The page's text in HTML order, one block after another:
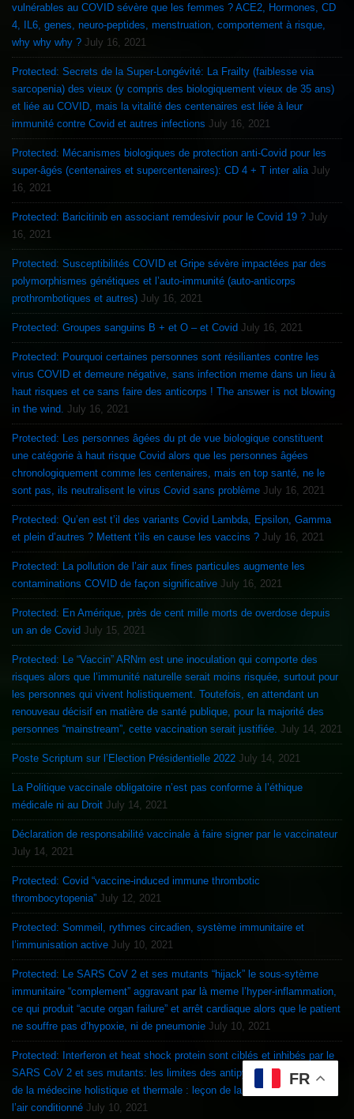
vulnérables au COVID sévère que les femmes ? ACE2, Hormones, CD
4, IL6, genes, neuro-peptides, menstruation, comportement à risque,
why why why ? July 16, 2021
Protected: Secrets de la Super-Longévité: La Frailty (faiblesse via
sarcopenia) des vieux (y compris des biologiquement vieux de 35 ans)
et liée au COVID, mais la vitalité des centenaires est liée à leur
immunité contre Covid et autres infections July 16, 2021
Protected: Mécanismes biologiques de protection anti-Covid pour les
super-âgés (centenaires et supercentenaires): CD 4 + T inter alia July
16, 2021
Protected: Baricitinib en associant remdesivir pour le Covid 19 ? July
16, 2021
Protected: Susceptibilités COVID et Gripe sévère impactées par des
polymorphismes génétiques et l’auto-immunité (auto-anticorps
prothrombotiques et autres) July 16, 2021
Protected: Groupes sanguins B + et O – et Covid July 16, 2021
Protected: Pourquoi certaines personnes sont résiliantes contre les
virus COVID et demeure négative, sans infection meme dans un lieu à
haut risques et ce sans faire des anticorps ! The answer is not blowing
in the wind. July 16, 2021
Protected: Les personnes âgées du pt de vue biologique constituent
une catégorie à haut risque Covid alors que les personnes âgées
chronologiquement comme les centenaires, mais en top santé, ne le
sont pas, ils neutralisent le virus Covid sans problème July 16, 2021
Protected: Qu’en est t’il des variants Covid Lambda, Epsilon, Gamma
et plein d’autres ? Mettent t’ils en cause les vaccins ? July 16, 2021
Protected: La pollution de l’air aux fines particules augmente les
contaminations COVID de façon significative July 16, 2021
Protected: En Amérique, près de cent mille morts de overdose depuis
un an de Covid July 15, 2021
Protected: Le “Vaccin” ARNm est une inoculation qui comporte des
risques alors que l’immunité naturelle serait moins risquée, surtout pour
les personnes qui vivent holistiquement. Toutefois, en attendant un
renouveau décisif en matière de santé publique, pour la majorité des
personnes “mainstream”, cette vaccination serait justifiée. July 14, 2021
Poste Scriptum sur l’Election Présidentielle 2022 July 14, 2021
La Politique vaccinale obligatoire n’est pas conforme à l’éthique
médicale ni au Droit July 14, 2021
Déclaration de responsabilité vaccinale à faire signer par le vaccinateur
July 14, 2021
Protected: Covid “vaccine-induced immune thrombotic
thrombocytopenia” July 12, 2021
Protected: Sommeil, rythmes circadien, système immunitaire et
l’immunisation active July 10, 2021
Protected: Le SARS CoV 2 et ses mutants “hijack” le sous-sytème
immunitaire “complement” aggravant par là meme l’hyper-inflammation,
ce qui produit “acute organ failure” et arrêt cardiaque alors que le patient
ne souffre pas d’hypoxie, ni de pneumonie July 10, 2021
Protected: Interferon et heat shock protein sont ciblés et inhibés par le
SARS CoV 2 et ses mutants: les limites des antipyrétiques et la force
de la médecine holistique et thermale : leçon de la chauve souris et de
l’air conditionné July 10, 2021
FR